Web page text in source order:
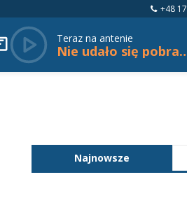
+48
Teraz na antenie
Nie udało
Najnowsze